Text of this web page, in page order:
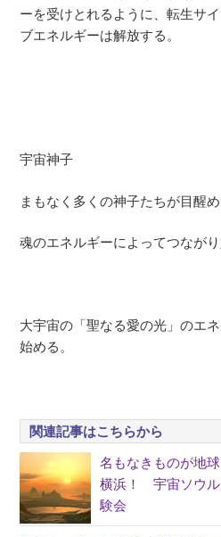
ーを受けとれるように、転生サ
ブエネルギーは解放する。
宇宙神子
まもなく多くの神子たちが目醒め
魂のエネルギーによってつながり
大宇宙の「聖なる愛の光」のエ
始める。
関連記事はこちらから
名もなきものが地
横浜！ 宇宙ソウル
験会